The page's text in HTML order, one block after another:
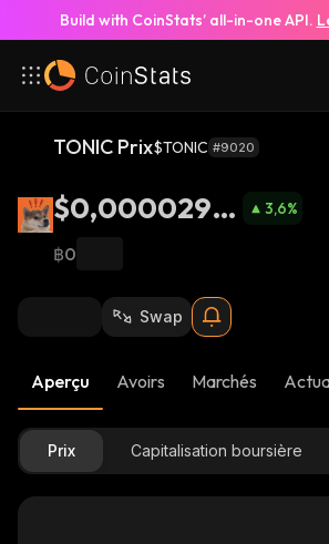
Build with CoinStats’ all-in-one API.
TONIC Prix$TONIC #9020
$0,0000294
3
3,6%
฿0
Swap
Aperçu Avoirs Marchés
Prix Capitalisation boursière